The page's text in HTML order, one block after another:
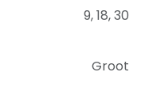
9,18,30
Groot